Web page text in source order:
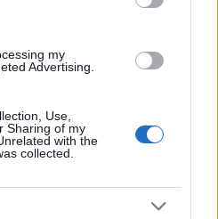
my
Advertising.
Use,
Sharing of my
with the
collected.